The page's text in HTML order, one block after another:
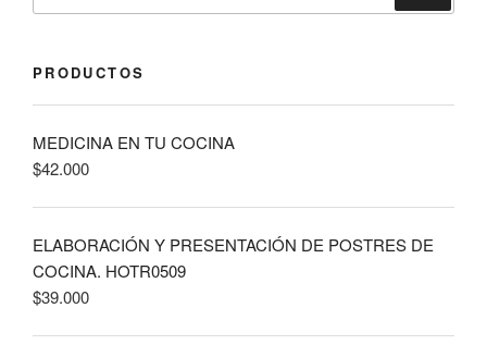
PRODUCTOS
MEDICINA EN TU COCINA
$42.000
ELABORACIÓN Y PRESENTACIÓN DE POSTRES DE
COCINA. HOTR0509
$39.000